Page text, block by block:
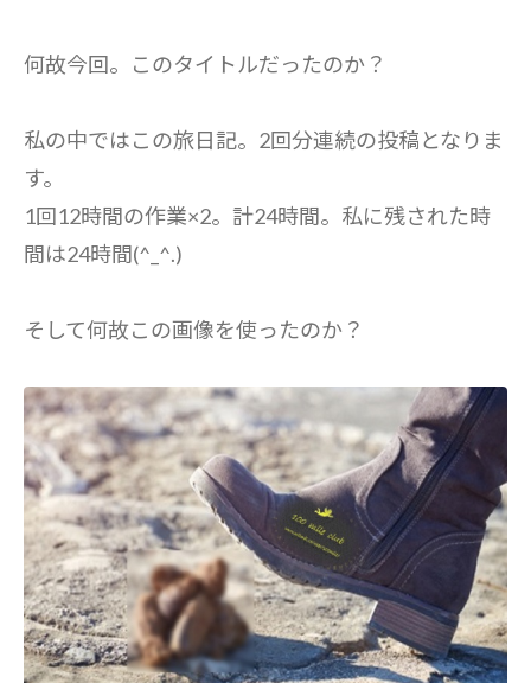
何故今回。このタイトルだったのか？
私の中ではこの旅日記。2回分連続の投稿となりま
す。
1回12時間の作業×2。計24時間。私に残された時
間は24時間(^_^.)
そして何故この画像を使ったのか？